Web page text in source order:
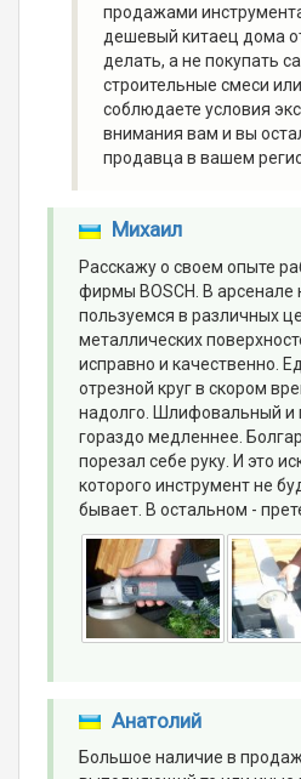
продажами
дешевый китаец дома
делать, а не покупать
строительные смеси
соблюдаете условия
внимания вам и вы
продавца в вашем
Михаил
Расскажу о своем опыте
фирмы BOSCH. В арсенале
пользуемся в различных
металлических
исправно и качественно.
отрезной круг в скором
надолго. Шлифовальный и
гораздо медленнее.
порезал себе руку. И это
которого инструмент не
бывает. В остальном -
Анатолий
Большое наличие в